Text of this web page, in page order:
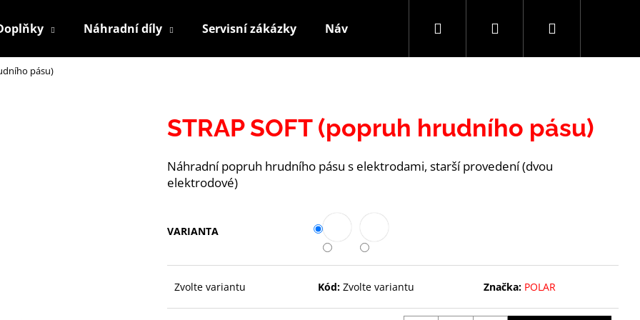
Náhradní díly Servisní zákázky Návody-rady Polar Novinky Kontakt
Hledat PřihlášeníNákupní
pásu)
STRAP SOFT (popruh hrudního pásu)
Náhradní popruh hrudního pásu s elektrodami, starší provedení (dvou
elektrodové)
VARIANTA
Zvolte variantu Kód: Zvolte variantu Značka: POLAR
Co potřebujete najít?
HLEDAT
HOLDER BATTERY SENSOR H10, HXX
POLAR H10 PLUS